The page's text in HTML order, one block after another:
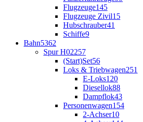
Flugzeuge145
Flugzeuge Zivil15
Hubschrauber41
Schiffe9
Bahn5362
Spur H02257
(Start)Set56
Loks & Triebwagen251
E-Loks120
Diesellok88
Dampflok43
Personenwagen154
2-Achser10